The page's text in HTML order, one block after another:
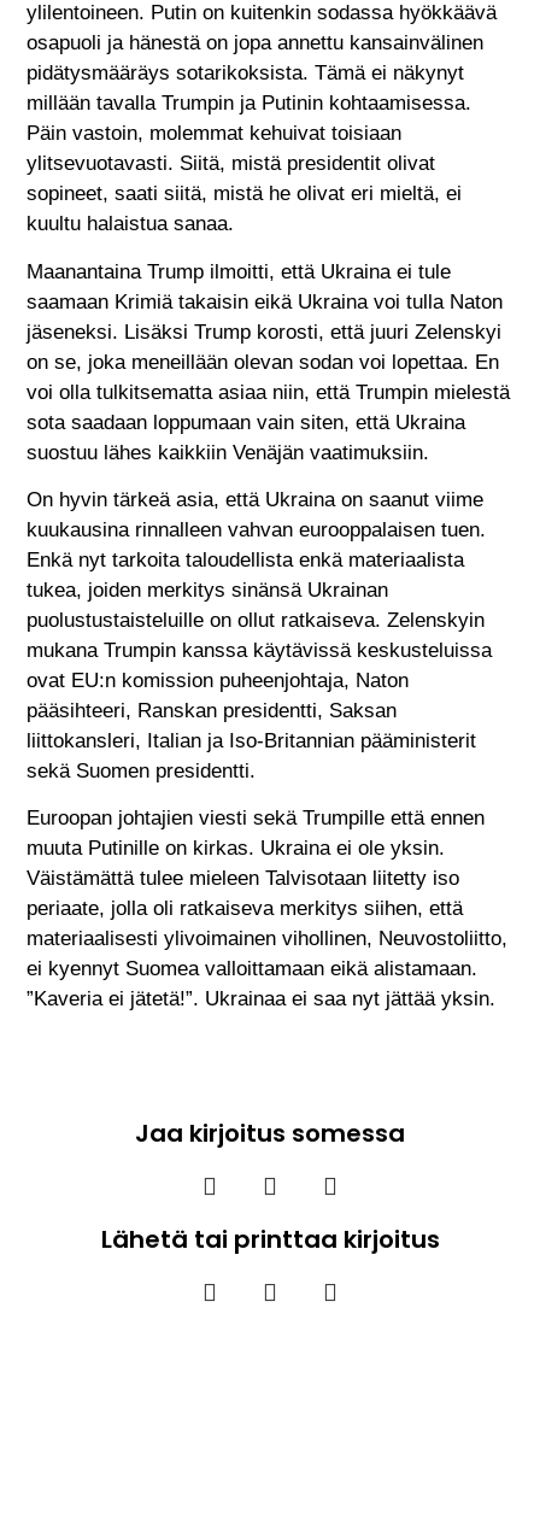
ylilentoineen. Putin on kuitenkin sodassa hyökkäävä
osapuoli ja hänestä on jopa annettu kansainvälinen
pidätysmääräys sotarikoksista. Tämä ei näkynyt
millään tavalla Trumpin ja Putinin kohtaamisessa.
Päin vastoin, molemmat kehuivat toisiaan
ylitsevuotavasti. Siitä, mistä presidentit olivat
sopineet, saati siitä, mistä he olivat eri mieltä, ei
kuultu halaistua sanaa.
Maanantaina Trump ilmoitti, että Ukraina ei tule
saamaan Krimiä takaisin eikä Ukraina voi tulla Naton
jäseneksi. Lisäksi Trump korosti, että juuri Zelenskyi
on se, joka meneillään olevan sodan voi lopettaa. En
voi olla tulkitsematta asiaa niin, että Trumpin mielestä
sota saadaan loppumaan vain siten, että Ukraina
suostuu lähes kaikkiin Venäjän vaatimuksiin.
On hyvin tärkeä asia, että Ukraina on saanut viime
kuukausina rinnalleen vahvan eurooppalaisen tuen.
Enkä nyt tarkoita taloudellista enkä materiaalista
tukea, joiden merkitys sinänsä Ukrainan
puolustustaisteluille on ollut ratkaiseva. Zelenskyin
mukana Trumpin kanssa käytävissä keskusteluissa
ovat EU:n komission puheenjohtaja, Naton
pääsihteeri, Ranskan presidentti, Saksan
liittokansleri, Italian ja Iso-Britannian pääministerit
sekä Suomen presidentti.
Euroopan johtajien viesti sekä Trumpille että ennen
muuta Putinille on kirkas. Ukraina ei ole yksin.
Väistämättä tulee mieleen Talvisotaan liitetty iso
periaate, jolla oli ratkaiseva merkitys siihen, että
materiaalisesti ylivoimainen vihollinen, Neuvostoliitto,
ei kyennyt Suomea valloittamaan eikä alistamaan.
”Kaveria ei jätetä!”. Ukrainaa ei saa nyt jättää yksin.
Jaa kirjoitus somessa
Lähetä tai printtaa kirjoitus